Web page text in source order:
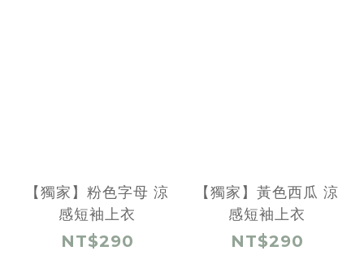
【獨家】粉色字母 涼
感短袖上衣
NT$290
【獨家】黃色西瓜 涼
感短袖上衣
NT$290